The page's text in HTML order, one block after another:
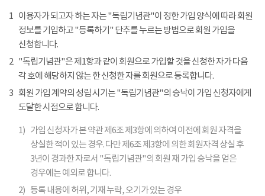
1 이용자가 되고자 하는 자는 "독립기념관"이 정한 가입 양식에 따라 회원
정보를 기입하고 "등록하기" 단추를 누르는 방법으로 회원 가입을
신청합니다.
2 "독립기념관"은 제1항과 같이 회원으로 가입할 것을 신청한 자가 다음
각 호에 해당하지 않는 한 신청한 자를 회원으로 등록합니다.
3 회원 가입 계약의 성립 시기는 "독립기념관"의 승낙이 가입 신청자에게
도달한 시점으로 합니다.
1) 가입 신청자가 본 약관 제6조 제3항에 의하여 이전에 회원 자격을
상실한 적이 있는 경우. 다만 제6조 제3항에 의한 회원자격 상실 후
3년이 경과한 자로서 "독립기념관"의 회원 재 가입 승낙을 얻은
경우에는 예외로 합니다.
2) 등록 내용에 허위, 기재 누락, 오기가 있는 경우